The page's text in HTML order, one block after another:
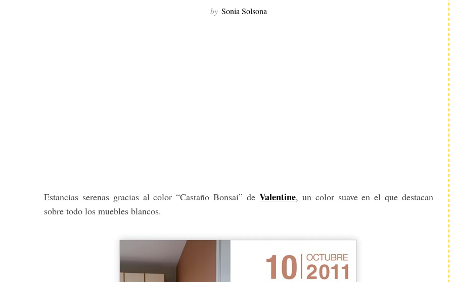
by Sonia Solsona
Estancias serenas gracias al color “Castaño Bonsai” de Valentine, un color suave en el que destacan
sobre todo los muebles blancos.